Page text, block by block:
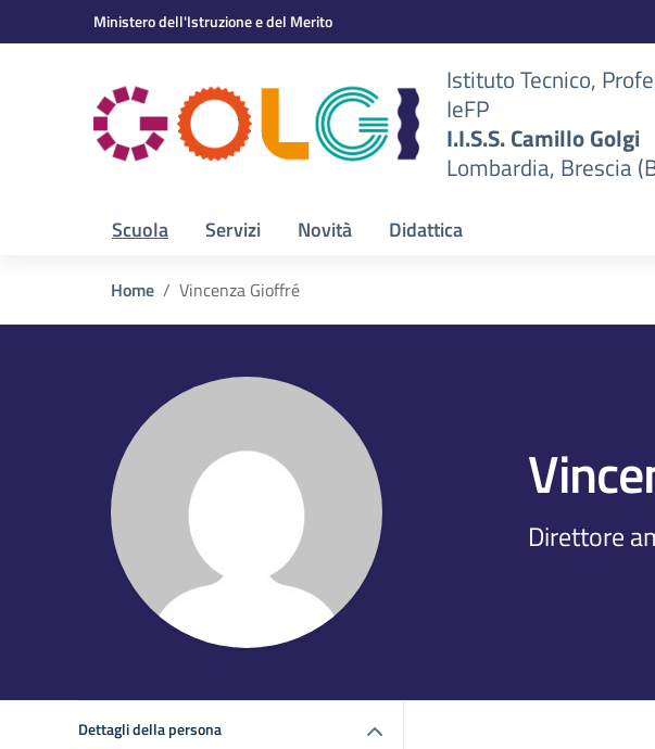
Vai ai contenuti
Vai al menu di navigazioneMinistero dell'Istruzione e del Merito
Istituto Tecnico,
IeFP
I.I.S.S. Camillo Golgi
Lombardia, Brescia
Scuola Servizi Novità Didattica
Home Vincenza Gioffré
Direttore
Dettagli della persona